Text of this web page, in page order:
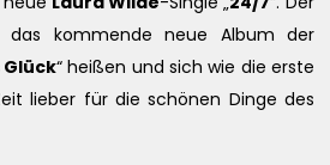
kommende neue Album der
“ heißen und sich wie die erste
lieber für die schönen Dinge des